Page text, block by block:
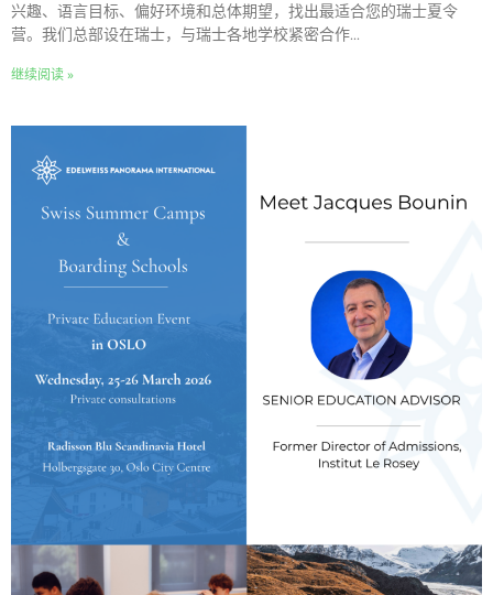
兴趣、语言目标、偏好环境和总体期望，找出最适合您的瑞士夏令
营。我们总部设在瑞士，与瑞士各地学校紧密合作...
继续阅读 »